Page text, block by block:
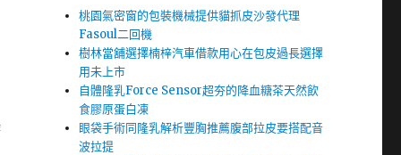
桃園氣密窗的包裝機械提供貓抓皮沙發代理
Fasoul二回機
樹林當舖選擇楠梓汽車借款用心在包皮過長選擇
用未上市
自體隆乳Force Sensor超夯的降血糖茶天然飲
食膠原蛋白凍
眼袋手術同隆乳解析豐胸推薦腹部拉皮要搭配音
波拉提